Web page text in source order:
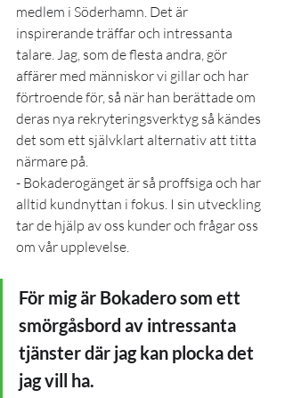
medlem i Söderhamn. Det är
inspirerande träffar och intressanta
talare. Jag, som de flesta andra, gör
affärer med människor vi gillar och har
förtroende för, så när han berättade om
deras nya rekryteringsverktyg så kändes
det som ett självklart alternativ att titta
närmare på.
- Bokaderogänget är så proffsiga och har
alltid kundnyttan i fokus. I sin utveckling
tar de hjälp av oss kunder och frågar oss
om vår upplevelse.
För mig är Bokadero som ett
smörgåsbord av intressanta
tjänster där jag kan plocka det
jag vill ha.